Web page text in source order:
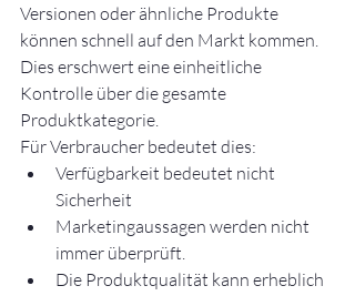
Versionen oder ähnliche Produkte
können schnell auf den Markt kommen.
Dies erschwert eine einheitliche
Kontrolle über die gesamte
Produktkategorie.
Für Verbraucher bedeutet dies:
Verfügbarkeit bedeutet nicht
Sicherheit
Marketingaussagen werden nicht
immer überprüft.
Die Produktqualität kann erheblich